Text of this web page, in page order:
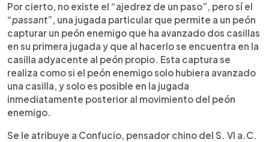
Por cierto, no existe el “ajedrez de un paso”, pero sí el
“passant”, una jugada particular que permite a un peón
capturar un peón enemigo que ha avanzado dos casillas
en su primera jugada y que al hacerlo se encuentra en la
casilla adyacente al peón propio. Esta captura se
realiza como si el peón enemigo solo hubiera avanzado
una casilla, y solo es posible en la jugada
inmediatamente posterior al movimiento del peón
enemigo.
Se le atribuye a Confucio, pensador chino del S. VI a.C.